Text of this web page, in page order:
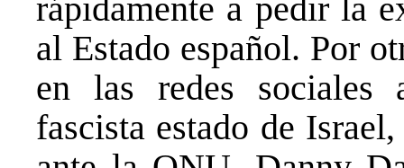
rápidamente a pedir la
al Estado español. Por
en las redes sociales
fascista estado de